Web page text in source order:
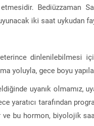
Bediüzzaman
iki saat uykudan
dinlenilebilmesi
yoluyla, gece boyu
uyanık olmamız,
yaratıcı tarafından
bu hormon, biyolojik